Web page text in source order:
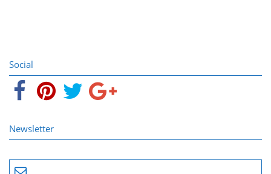
Social
Newsletter